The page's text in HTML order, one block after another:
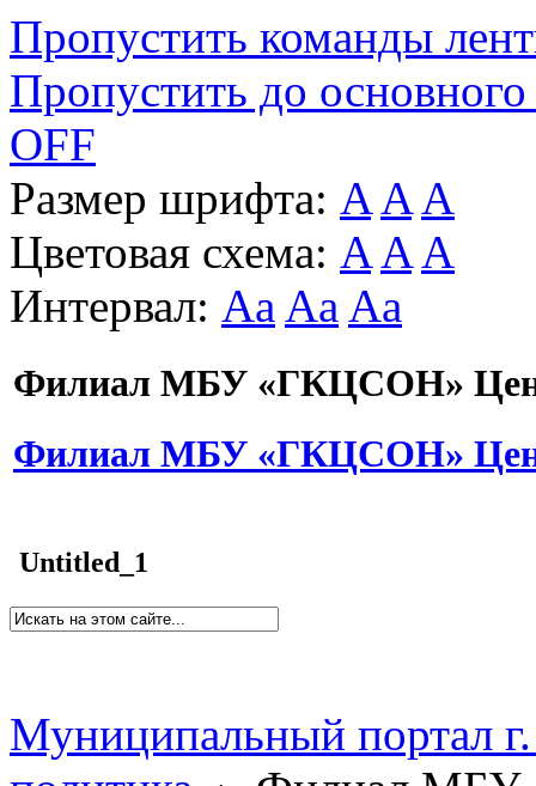
Пропустить команды
Пропустить до основного
OFF
Размер шрифта: A A A
Цветовая схема: A A A
Интервал: Aa Aa Aa
Филиал МБУ «ГКЦСОН»
Филиал МБУ «ГКЦСОН»
Untitled_1
Муниципальный портал